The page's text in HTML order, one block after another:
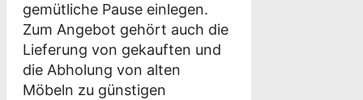
gemütliche Pause einlegen.
Zum Angebot gehört auch die
Lieferung von gekauften und
die Abholung von alten
Möbeln zu günstigen